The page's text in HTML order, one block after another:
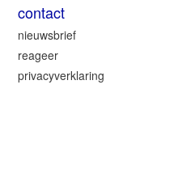
contact
nieuwsbrief
reageer
privacyverklaring